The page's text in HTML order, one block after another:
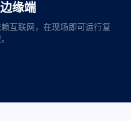
缘端
互联网，在现场即可运行复